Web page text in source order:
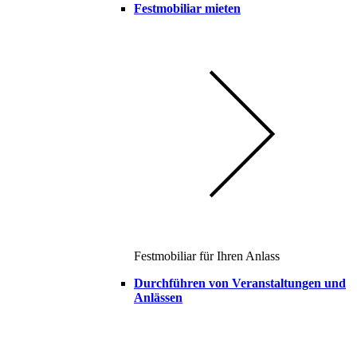
Festmobiliar mieten
Festmobiliar für Ihren Anlass
Durchführen von Veranstaltungen und
Anlässen